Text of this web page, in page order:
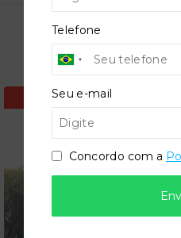
Imóveis
Pronto para
Telefone
Seu e-mail
Concordo com a